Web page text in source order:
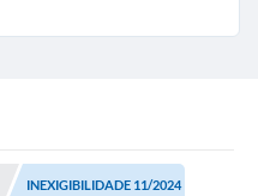
INEXIGIBILIDADE 11/2024